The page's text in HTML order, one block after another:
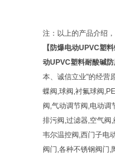
注：以上的产品介绍
【 防爆电动UPVC塑料
动UPVC塑料耐酸碱防
本、诚信立业"的经营
蝶阀,球阀,衬氟球阀
阀,气动调节阀,电动调
排污阀,过滤器,空气阀
韦尔温控阀,西门子电
阀门,各种不锈钢阀门,